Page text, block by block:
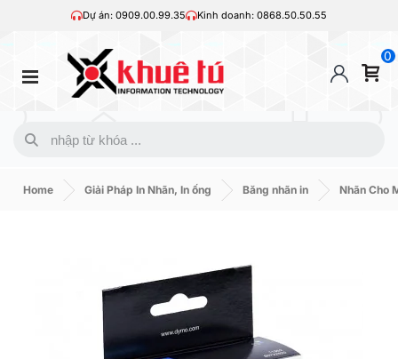
Dự án: 0909.00.99.35 Kinh doanh: 0868.50.50.55
0
Home Giải Pháp In Nhãn, In ống Băng nhãn in Nhãn Cho